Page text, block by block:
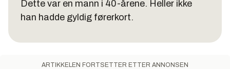
Dette var en mann i 40-årene. Heller ikke
han hadde gyldig førerkort.
ARTIKKELEN FORTSETTER ETTER ANNONSEN